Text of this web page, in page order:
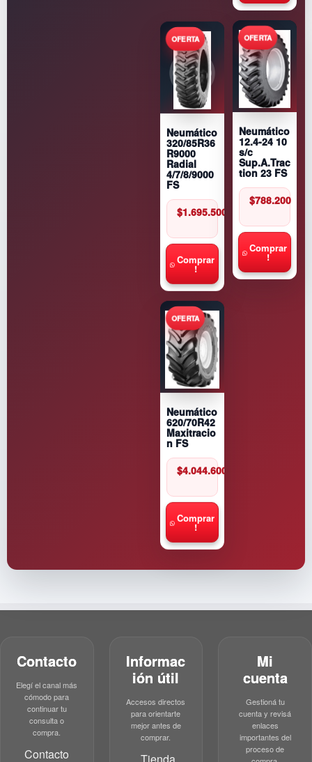
Neumático
320/85R36
R9000
Radial
4/7/8/9000
FS
$1.695.500
Comprar
!
Neumático
12.4-24 10
s/c
Sup.A.Trac
tion 23 FS
$788.200
Comprar
!
Neumático
620/70R42
Maxitracio
n FS
$4.044.600
Comprar
!
Contacto
Elegí el canal más
cómodo para
continuar tu
consulta o
compra.
Contacto
Informac
ión útil
Accesos directos
para orientarte
mejor antes de
comprar.
Mi
cuenta
Gestioná tu
cuenta y revisá
enlaces
importantes del
proceso de